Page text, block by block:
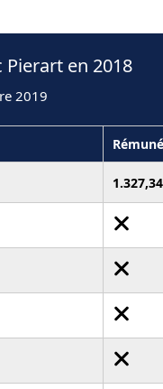
en 2018
2019
1.327,34